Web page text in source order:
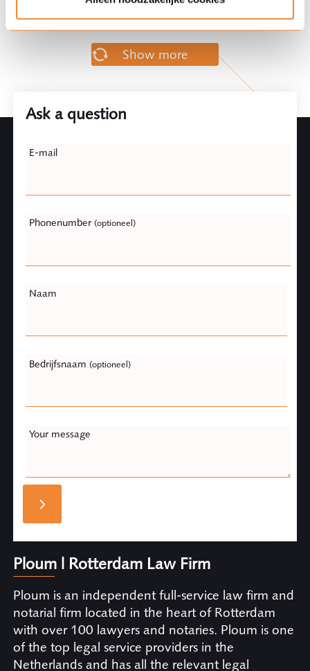
Show more
Ask a question
this
E-mail
Phonenumber (optioneel)
Naam
Bedrijfsnaam (optioneel)
Your message
Ploum | Rotterdam Law Firm
Ploum is an independent full-service law firm and
notarial firm located in the heart of Rotterdam
with over 100 lawyers and notaries. Ploum is one
of the top legal service providers in the
Netherlands and has all the relevant legal